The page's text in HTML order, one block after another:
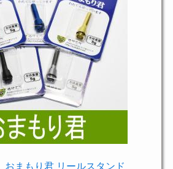
おまもり君 リールスタンド